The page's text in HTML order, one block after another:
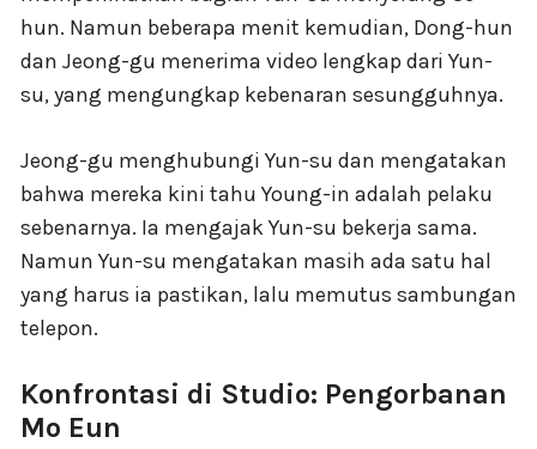
hun. Namun beberapa menit kemudian, Dong-hun
dan Jeong-gu menerima video lengkap dari Yun-
su, yang mengungkap kebenaran sesungguhnya.
Jeong-gu menghubungi Yun-su dan mengatakan
bahwa mereka kini tahu Young-in adalah pelaku
sebenarnya. Ia mengajak Yun-su bekerja sama.
Namun Yun-su mengatakan masih ada satu hal
yang harus ia pastikan, lalu memutus sambungan
telepon.
Konfrontasi di Studio: Pengorbanan
Mo Eun